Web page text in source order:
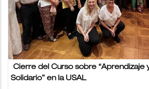
Cierre del Curso sobre “Aprendizaje
Solidario” en la USAL